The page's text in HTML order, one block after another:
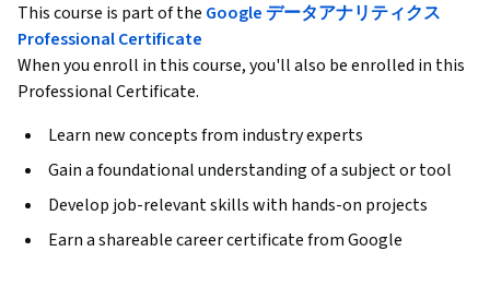
This course is part of the Google データアナリティクス
Professional Certificate
When you enroll in this course, you'll also be enrolled in this
Professional Certificate.
Learn new concepts from industry experts
Gain a foundational understanding of a subject or tool
Develop job-relevant skills with hands-on projects
Earn a shareable career certificate from Google